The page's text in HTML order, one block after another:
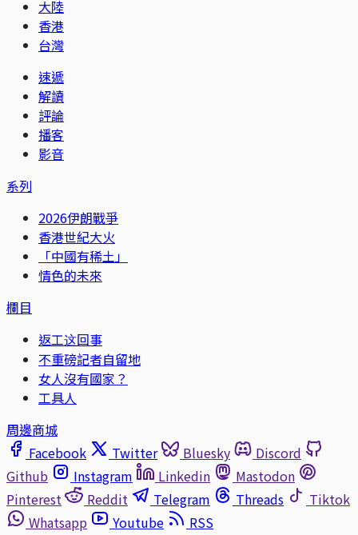
大陸
香港
台灣
速遞
解讀
評論
播客
影音
系列
2026伊朗戰爭
香港世紀大火
「中國有稀土」
情色的未來
欄目
返工这回事
不重磅記者自留地
女人沒有國家？
工具人
周邊商城
Facebook
Twitter Bluesky
Discord
Github
Instagram Linkedin
Mastodon
Pinterest
Reddit Telegram Threads
Tiktok
Whatsapp
Youtube
RSS